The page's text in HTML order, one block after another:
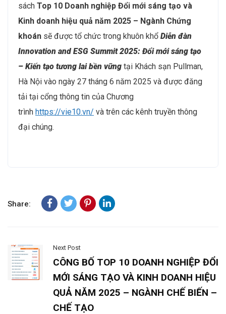
sách Top 10 Doanh nghiệp Đổi mới sáng tạo và
Kinh doanh hiệu quả năm 2025 – Ngành Chứng
khoán sẽ được tổ chức trong khuôn khổ Diễn đàn
Innovation and ESG Summit 2025: Đổi mới sáng tạo
– Kiến tạo tương lai bền vững tại Khách sạn Pullman,
Hà Nội vào ngày 27 tháng 6 năm 2025 và được đăng
tải tại cổng thông tin của Chương
trình https://vie10.vn/ và trên các kênh truyền thông
đại chúng.
Share:
Next Post
CÔNG BỐ TOP 10 DOANH NGHIỆP ĐỔI
MỚI SÁNG TẠO VÀ KINH DOANH HIỆU
QUẢ NĂM 2025 – NGÀNH CHẾ BIẾN –
CHẾ TẠO